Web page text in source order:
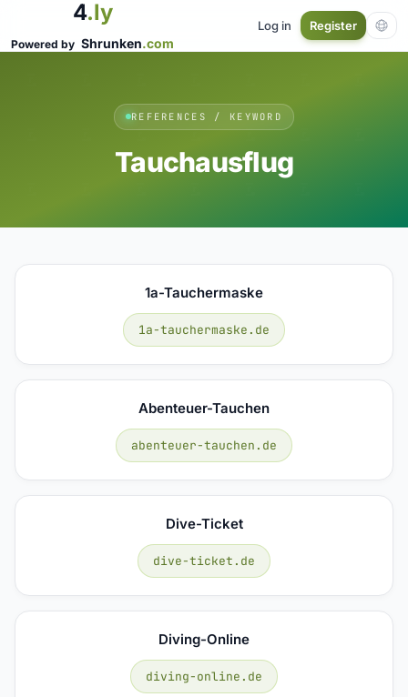
4.ly
Powered by Shrunken.com
Log in Register
REFERENCES / KEYWORD
Tauchausflug
1a-Tauchermaske
1a-tauchermaske.de
Abenteuer-Tauchen
abenteuer-tauchen.de
Dive-Ticket
dive-ticket.de
Diving-Online
diving-online.de